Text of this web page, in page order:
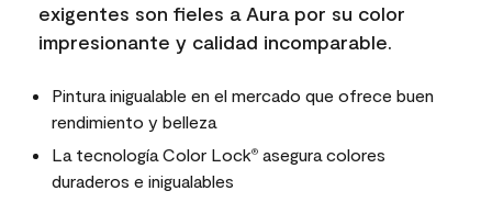
exigentes son fieles a Aura por su color
impresionante y calidad incomparable.
Pintura inigualable en el mercado que ofrece buen
rendimiento y belleza
La tecnología Color Lock® asegura colores
duraderos e inigualables